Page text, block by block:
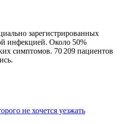
зарегистрированных
инфекцией. Около 50%
симптомов. 70 209 пациентов